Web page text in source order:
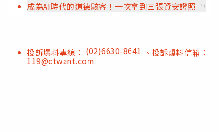
成為AI時代的道德駭客！一次拿到三張資安證照
PR
投訴爆料專線： (02)6630-8641 、投訴爆料信箱：
119@ctwant.com